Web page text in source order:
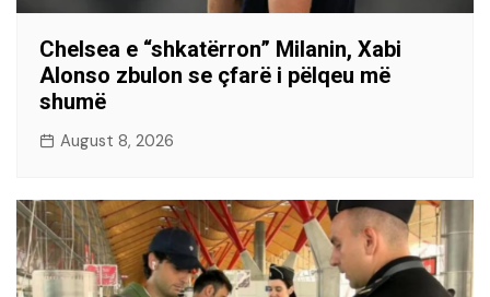
Chelsea e “shkatërron” Milanin, Xabi
Alonso zbulon se çfarë i pëlqeu më
shumë
August 8, 2026